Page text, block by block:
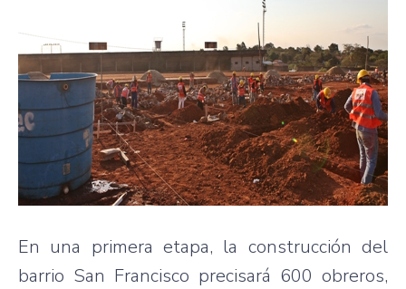
En una primera etapa, la construcción del
barrio San Francisco precisará 600 obreros,